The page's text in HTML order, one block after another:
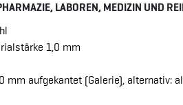
LABOREN, MEDIZIN UND
1,0 mm
aufgekantet (Galerie), alternativ: